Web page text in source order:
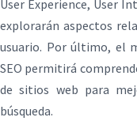
User Experience, User
explorarán aspectos
usuario. Por último, el
SEO permitirá
de sitios web para
búsqueda.